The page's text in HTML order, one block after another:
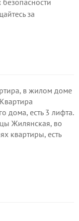
за
в жилом доме
дома, есть 3 лифта.
Жилянская, во
квартиры, есть